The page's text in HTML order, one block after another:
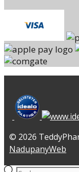
© 2026
NadupanyWeb